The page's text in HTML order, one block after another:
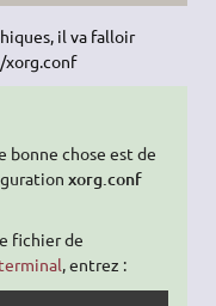
il va falloir
xorg.conf
bonne chose est de
xorg.conf
fichier de
terminal, entrez :